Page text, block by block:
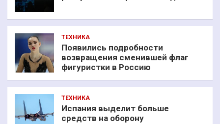
ТЕХНИКА
Появились подробности
возвращения сменившей флаг
фигуристки в Россию
ТЕХНИКА
Испания выделит больше
средств на оборону